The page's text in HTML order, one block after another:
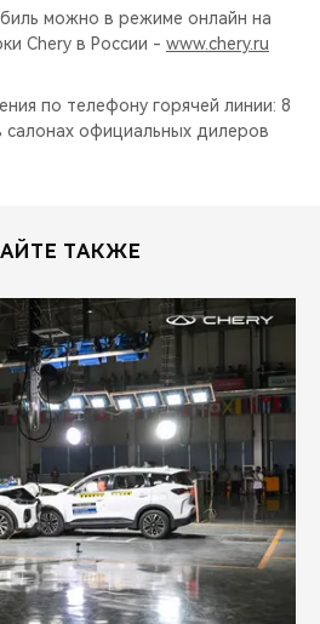
можно в режиме онлайн на
Chery в России - www.chery.ru
по телефону горячей линии: 8
салонах официальных дилеров
ТАКЖЕ